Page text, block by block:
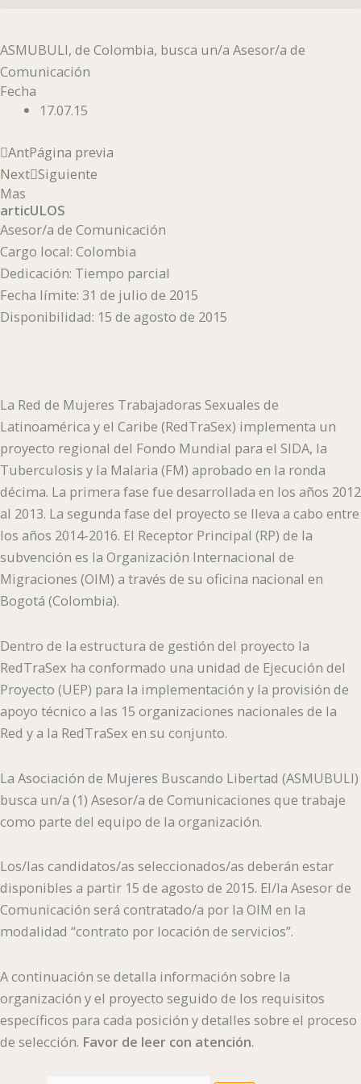
contenido
ASMUBULI, de Colombia, busca un/a Asesor/a de
Comunicación
Fecha
17.07.15
AntPágina previa
Next Siguiente
Mas
articULOS
Asesor/a de Comunicación
Cargo local: Colombia
Dedicación: Tiempo parcial
Fecha límite: 31 de julio de 2015
Disponibilidad: 15 de agosto de 2015
La Red de Mujeres Trabajadoras Sexuales de
Latinoamérica y el Caribe (RedTraSex) implementa un
proyecto regional del Fondo Mundial para el SIDA, la
Tuberculosis y la Malaria (FM) aprobado en la ronda
décima. La primera fase fue desarrollada en los años 2012
al 2013. La segunda fase del proyecto se lleva a cabo entre
los años 2014-2016. El Receptor Principal (RP) de la
subvención es la Organización Internacional de
Migraciones (OIM) a través de su oficina nacional en
Bogotá (Colombia).
Dentro de la estructura de gestión del proyecto la
RedTraSex ha conformado una unidad de Ejecución del
Proyecto (UEP) para la implementación y la provisión de
apoyo técnico a las 15 organizaciones nacionales de la
Red y a la RedTraSex en su conjunto.
La Asociación de Mujeres Buscando Libertad (ASMUBULI)
busca un/a (1) Asesor/a de Comunicaciones que trabaje
como parte del equipo de la organización.
Los/las candidatos/as seleccionados/as deberán estar
disponibles a partir 15 de agosto de 2015. El/la Asesor de
Comunicación será contratado/a por la OIM en la
modalidad “contrato por locación de servicios”.
A continuación se detalla información sobre la
organización y el proyecto seguido de los requisitos
específicos para cada posición y detalles sobre el proceso
de selección. Favor de leer con atención.